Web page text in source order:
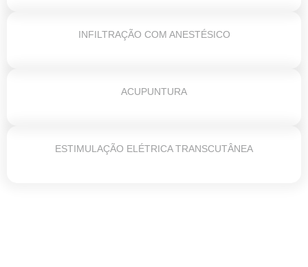
INFILTRAÇÃO COM ANESTÉSICO
ACUPUNTURA
ESTIMULAÇÃO ELÉTRICA TRANSCUTÂNEA